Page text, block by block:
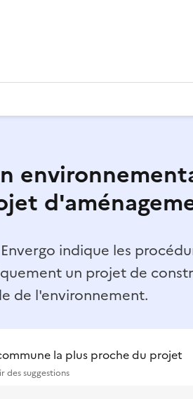
indique les
un projet de
de l'environnement.
la plus proche du projet
des suggestions